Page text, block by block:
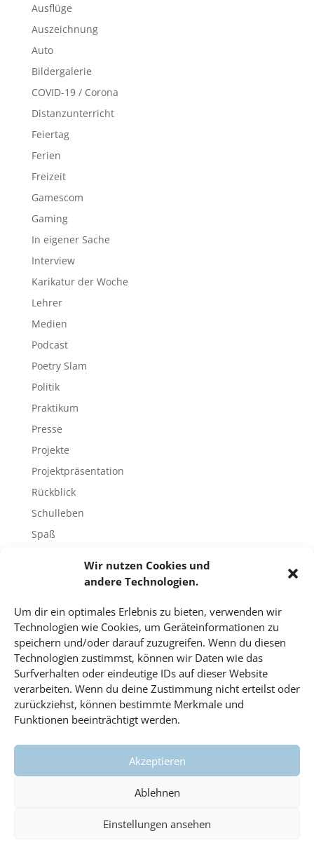
Wir nutzen Cookies und
andere Technologien.
Um dir ein optimales Erlebnis zu bieten, verwenden wir
Technologien wie Cookies, um Geräteinformationen zu
speichern und/oder darauf zuzugreifen. Wenn du diesen
Technologien zustimmst, können wir Daten wie das
Surfverhalten oder eindeutige IDs auf dieser Website
verarbeiten. Wenn du deine Zustimmung nicht erteilst oder
zurückziehst, können bestimmte Merkmale und
Funktionen beeinträchtigt werden.
Akzeptieren
Ablehnen
Einstellungen ansehen
Ausflüge
Auszeichnung
Auto
Bildergalerie
COVID-19 / Corona
Distanzunterricht
Feiertag
Ferien
Freizeit
Gamescom
Gaming
In eigener Sache
Interview
Karikatur der Woche
Lehrer
Medien
Podcast
Poetry Slam
Politik
Praktikum
Presse
Projekte
Projektpräsentation
Rückblick
Schulleben
Spaß
Unbekannte Orte
Uncategorized
Unterricht
Video
Veranstaltungen
Vorträge
Wahlfach